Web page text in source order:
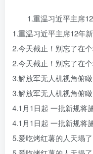
1.重温习近平主席
1.重温习近平主席12年
2.今天截止！别忘了在
2.今天截止！别忘了在
3.解放军无人机视角俯
3.解放军无人机视角俯
4.1月1日起 一批新规将
4.1月1日起 一批新规将
5.爱吃烤红薯的人天塌了